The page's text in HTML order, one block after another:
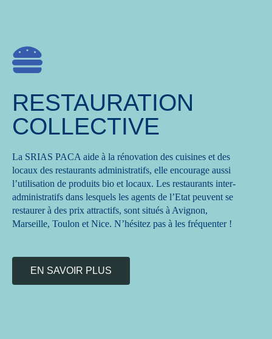
RESTAURATION
COLLECTIVE
La SRIAS PACA aide à la rénovation des cuisines et des
locaux des restaurants administratifs, elle encourage aussi
l’utilisation de produits bio et locaux. Les restaurants inter-
administratifs dans lesquels les agents de l’Etat peuvent se
restaurer à des prix attractifs, sont situés à Avignon,
Marseille, Toulon et Nice. N’hésitez pas à les fréquenter !
EN SAVOIR PLUS